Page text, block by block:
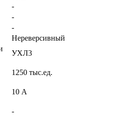
-
-
-
Нереверсивный
УХЛ3
1250 тыс.ед.
10 А
-